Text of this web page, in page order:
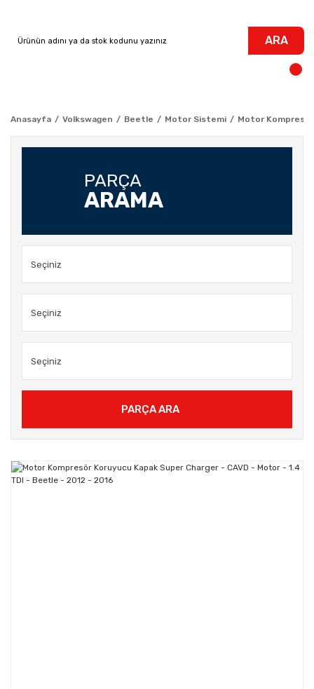
ARA
Anasayfa Volkswagen Beetle Motor Sistemi Motor
PARÇA
ARAMA
PARÇA ARA